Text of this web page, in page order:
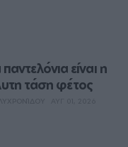
είναι η
τάση φέτος